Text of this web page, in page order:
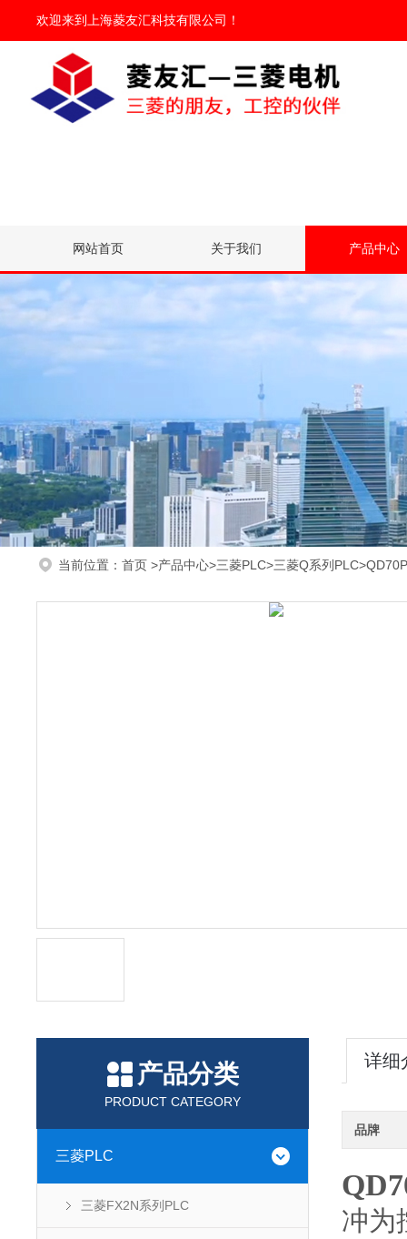
欢迎来到 上海菱友汇科技有限公司 ！
网站首页 关于我们 产品中心
当前位置： 首页 >产品中心>三菱PLC>三菱Q系列PLC
产品分类
PRODUCT CATEGORY
三菱PLC
三菱FX2N系列PLC
详细
品牌
冲为